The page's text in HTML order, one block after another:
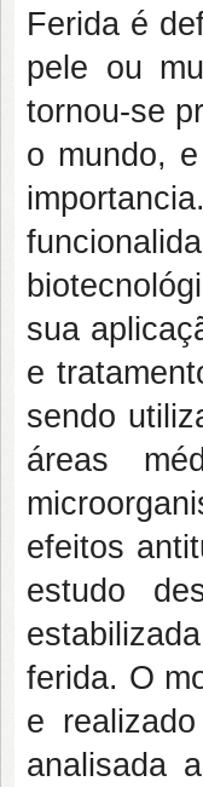
Ferida é
pele ou
tornou-se
o mundo,
sua
e
sendo
áreas
efeitos
estudo
ferida. O
e
analisada